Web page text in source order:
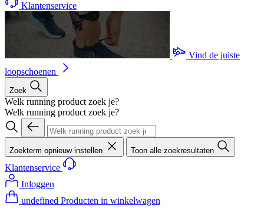
Klantenservice
Vind de juiste
loopschoenen
Zoek
Welk running product zoek je?
Welk running product zoek je?
Zoekterm opnieuw instellen Toon alle zoekresultaten
Klantenservice
Inloggen
undefined Producten in winkelwagen